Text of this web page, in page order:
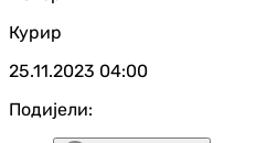
Курир
25.11.2023 04:00
Подијели: